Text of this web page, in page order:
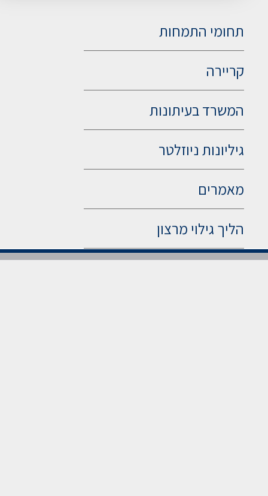
תחומי התמחות
קריירה
המשרד בעיתונות
גיליונות ניוזלטר
מאמרים
הליך גילוי מרצון